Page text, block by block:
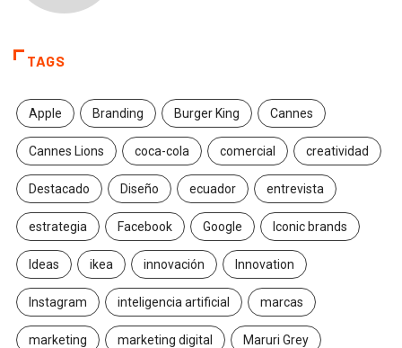
TAGS
Apple Branding Burger King Cannes
Cannes Lions coca-cola comercial creatividad
Destacado Diseño ecuador entrevista
estrategia Facebook Google Iconic brands
Ideas ikea innovación Innovation
Instagram inteligencia artificial marcas
marketing marketing digital Maruri Grey